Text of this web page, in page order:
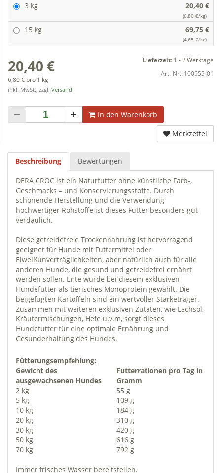
3 kg
20,40 €
(6,80 €/kg)
15 kg 69,75 €
(4,65 €/kg)
20,40 €
6,80 € pro 1 kg
inkl. MwSt., zzgl. Versand
Lieferzeit: 1 - 2 Werktage
Art.-Nr.: 100955-01
In den Warenkorb
Merkzettel
Beschreibung Bewertungen
DERA CROC ist ein Naturfutter ohne künstliche Farb-,
Geschmacks – und Konservierungsstoffe. Durch
schonende Herstellung und die Verwendung
hochwertiger Rohstoffe ist dieses Futter besonders gut
verdaulich.
Diese getreidefreie Trockennahrung ist hervorragend
geeignet für Hunde mit Futtermittel oder
Eiweißunverträglichkeiten, aber natürlich auch für alle
anderen Hunde, die gesund und getreidefrei ernährt
werden sollen. Ente wurde bei diesem exklusiven
Hundefutter als tierisches Monoprotein gewählt. Die
beigefügten Kartoffeln sind ein wertvoller Stärketräger.
Zusammen mit weiteren exklusiven Zutaten, wie Lachsöl,
Kräutermischungen, Hefe u.v.m, sorgt dieses
Hundefutter für eine optimale Ernährung und
Gesunderhaltung des Hundes.
Fütterungsempfehlung:
Gewicht des
ausgewachsenen Hundes
Futterrationen pro Tag in
Gramm
2 kg
55 g
5 kg
109 g
10 kg
184 g
20 kg
310 g
30 kg
420 g
50 kg
616 g
70 kg
792 g
Immer frisches Wasser bereitstellen.